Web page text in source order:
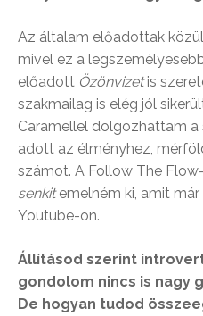
Az általam előadottak
mivel ez a
előadott Özönvizetis
szakmailag is elég jól
Caramellel dolgozhattam
adott az élményhez,
számot. A Follow The
senkitemelném ki, amit
Youtube-on.
Állításod szerint
gondolom nincs is nagy
De hogyan tudod